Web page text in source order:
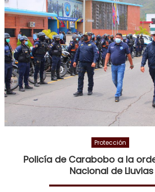
Protección
Policía de Carabobo a la
Nacional de Lluvias